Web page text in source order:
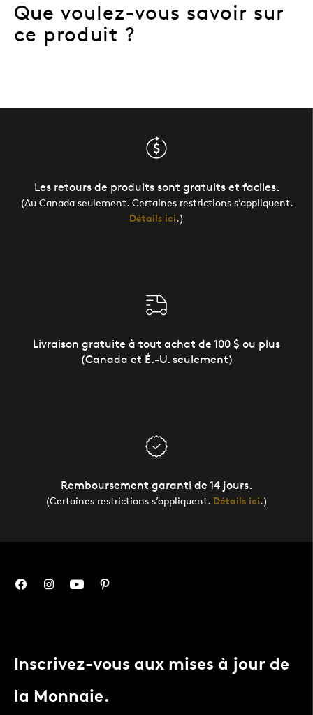
Que voulez-vous savoir sur
ce produit ?
Les retours de produits sont gratuits et faciles.
(Au Canada seulement. Certaines restrictions s’appliquent.
Détails ici.)
Livraison gratuite à tout achat de 100 $ ou plus
(Canada et É.-U. seulement)
Remboursement garanti de 14 jours.
(Certaines restrictions s’appliquent. Détails ici.)
Inscrivez-vous aux mises à jour de
la Monnaie.